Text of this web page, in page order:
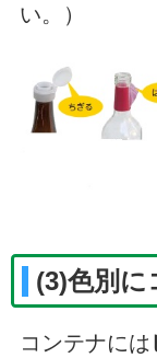
い。）
(3)色別に
コンテナには